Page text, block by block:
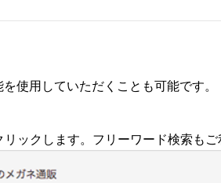
使用していただくことも可能です。
ックします。フリーワード検索もご